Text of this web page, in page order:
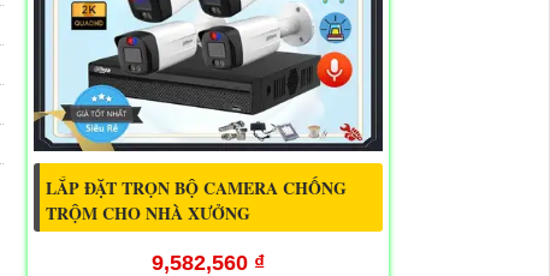
LẮP ĐẶT TRỌN BỘ CAMERA CHỐNG
TRỘM CHO NHÀ XƯỞNG
9,582,560 ₫